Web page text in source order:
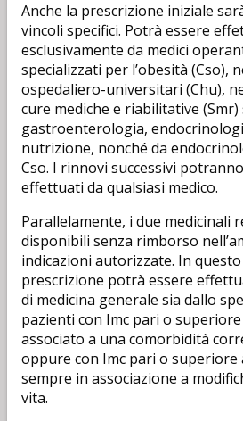
Anche la prescrizione iniziale
vincoli specifici. Potrà essere
esclusivamente da medici
specializzati per l’obesità (Cso),
ospedaliero-universitari (Chu),
cure mediche e riabilitative
gastroenterologia,
nutrizione, nonché da
Cso. I rinnovi successivi
effettuati da qualsiasi medico.
Parallelamente, i due medicinali
disponibili senza rimborso
indicazioni autorizzate. In questo
prescrizione potrà essere
di medicina generale sia dallo
pazienti con Imc pari o superiore
associato a una comorbidità
oppure con Imc pari o superiore
sempre in associazione a
vita.